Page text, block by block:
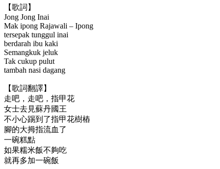
【歌詞】
Jong Jong Inai
Mak ipong Rajawali – Ipong
tersepak tunggul inai
berdarah ibu kaki
Semangkuk jeluk
Tak cukup pulut
tambah nasi dagang
【歌詞翻譯】
走吧，走吧，指甲花
女士去見蘇丹國王
不小心踢到了指甲花樹樁
腳的大拇指流血了
一碗糕點
如果糯米飯不夠吃
就再多加一碗飯